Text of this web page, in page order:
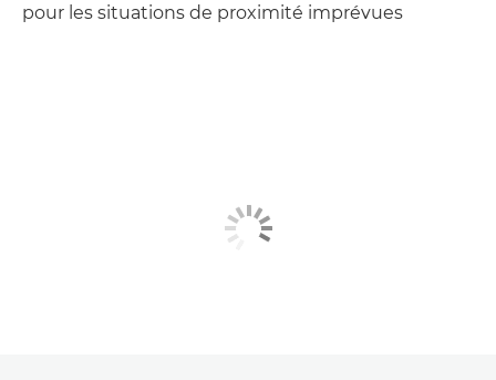
pour les situations de proximité imprévues